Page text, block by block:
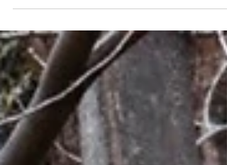
た！ 往年の７０年代の大阪ソウル・ブルースを継承
「温故知新」なミクスチャー感が新しすぎる！！最
から最後までを3回リピートした後...